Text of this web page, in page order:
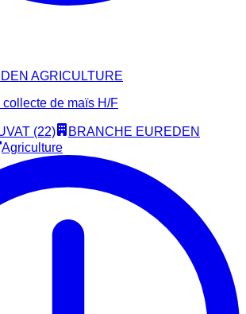
AGRICULTURE
de maïs H/F
(22)
BRANCHE EUREDEN
Agriculture